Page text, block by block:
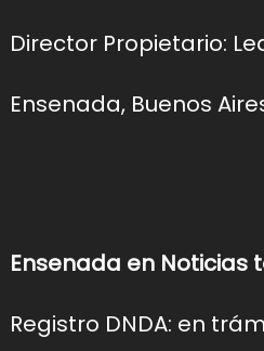
Director Propietario:
Ensenada, Buenos
Ensenada en Noticias
Registro DNDA: en